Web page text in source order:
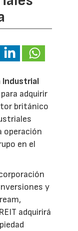
Industrial
adquirir
británico
operación
en el
y
adquirirá